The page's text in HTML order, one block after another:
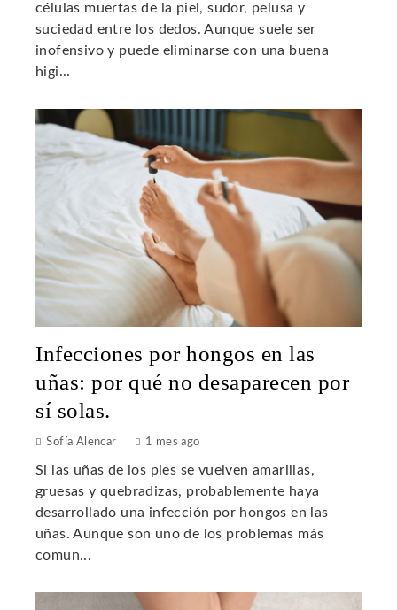
células muertas de la piel, sudor, pelusa y
suciedad entre los dedos. Aunque suele ser
inofensivo y puede eliminarse con una buena
higi...
Infecciones por hongos en las
uñas: por qué no desaparecen por
sí solas.
Sofía Alencar 1 mes ago
Si las uñas de los pies se vuelven amarillas,
gruesas y quebradizas, probablemente haya
desarrollado una infección por hongos en las
uñas. Aunque son uno de los problemas más
comun...